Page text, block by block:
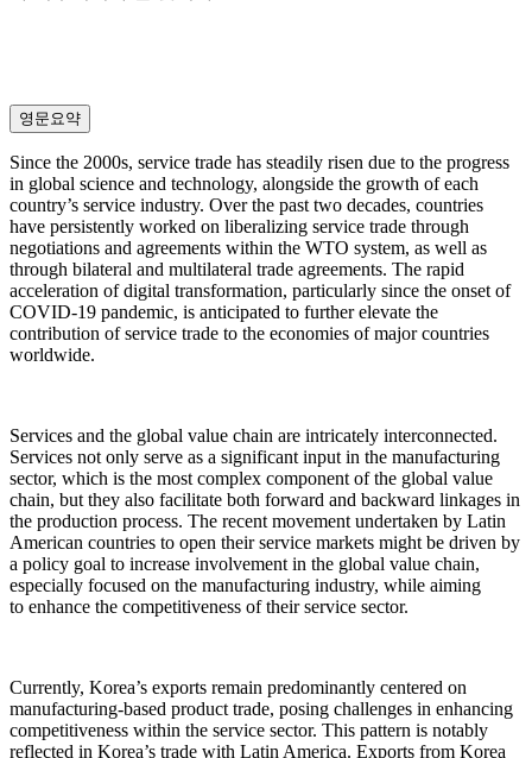
영문요약
Since the 2000s, service trade has steadily risen due to the progress
in global science and technology, alongside the growth of each
country’s service industry. Over the past two decades, countries
have persistently worked on liberalizing service trade through
negotiations and agreements within the WTO system, as well as
through bilateral and multilateral trade agreements. The rapid
acceleration of digital transformation, particularly since the onset of
COVID-19 pandemic, is anticipated to further elevate the
contribution of service trade to the economies of major countries
worldwide.
Services and the global value chain are intricately interconnected.
Services not only serve as a significant input in the manufacturing
sector, which is the most complex component of the global value
chain, but they also facilitate both forward and backward linkages in
the production process. The recent movement undertaken by Latin
American countries to open their service markets might be driven by
a policy goal to increase involvement in the global value chain,
especially focused on the manufacturing industry, while aiming
to enhance the competitiveness of their service sector.
Currently, Korea’s exports remain predominantly centered on
manufacturing-based product trade, posing challenges in enhancing
competitiveness within the service sector. This pattern is notably
reflected in Korea’s trade with Latin America. Exports from Korea